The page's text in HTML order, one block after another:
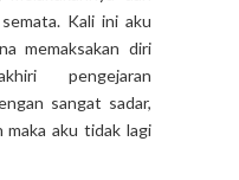
Kali ini aku
memaksakan diri
pengejaran
sangat sadar,
maka aku tidak lagi